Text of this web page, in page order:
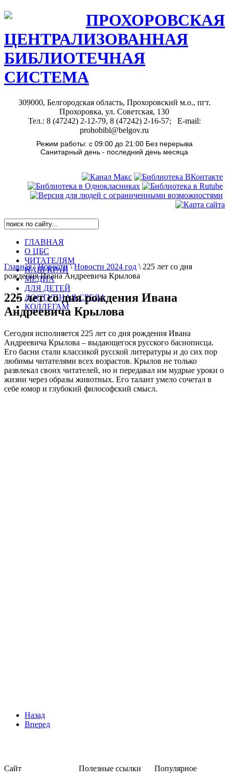
ПРОХОРОВСКАЯ
ЦЕНТРАЛИЗОВАННАЯ
БИБЛИОТЕЧНАЯ
СИСТЕМА
309000, Белгородская область, Прохоровский м.о., пгт.
Прохоровка, ул. Советская, 130
Тел.: 8 (47242) 2-12-79, 8 (47242) 2-16-57; E-mail:
prohobibl@belgov.ru
Режим работы: с 09:00 до 21:00 Без перерыва
Санитарный день - последний день месяца
ГЛАВНАЯ
О ЦБС
ЧИТАТЕЛЯМ
НАШ КРАЙ
МЕДИА
ДЛЯ ДЕТЕЙ
ДОСТУПНАЯ СРЕДА
КОЛЛЕГАМ
Главная\Новости\Новости 2024 год \ 225 лет со дня
рождения Ивана Андреевича Крылова
225 лет со дня рождения Ивана
Андреевича Крылова
Сегодня исполняется 225 лет со дня рождения Ивана
Андреевича Крылова – выдающегося русского баснописца.
Его басни стали классикой русской литературы и до сих пор
любимы читателями всех возрастов. Крылов не только
развлекал своих читателей, но и передавал им мудрые уроки о
жизни через образы животных. Его талант умело сочетал в
себе юмор и глубокий философский смысл.
Назад
Вперед
Сайт Полезные ссылки Популярное